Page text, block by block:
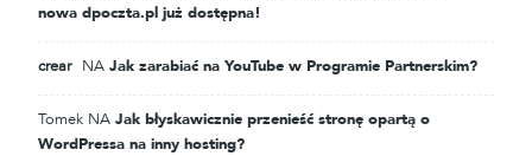
nowa dpoczta.pl już dostępna!
crear NA Jak zarabiać na YouTube w Programie Partnerskim?
Tomek NA Jak błyskawicznie przenieść stronę opartą o
WordPressa na inny hosting?